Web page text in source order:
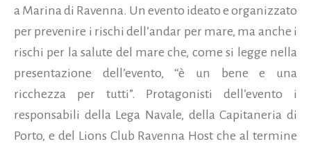
a Marina di Ravenna. Un evento ideato e organizzato
per prevenire i rischi dell’andar per mare, ma anche i
rischi per la salute del mare che, come si legge nella
presentazione dell’evento, “è un bene e una
ricchezza per tutti”. Protagonisti dell’evento i
responsabili della Lega Navale, della Capitaneria di
Porto, e del Lions Club Ravenna Host che al termine